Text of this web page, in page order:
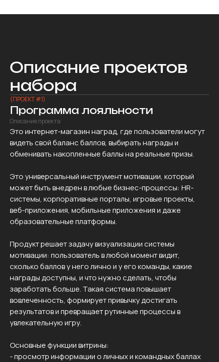
Описание проектов
набора
(ПРОЕКТ #1)
Программа лояльности
Описание проекта
Это интернет-магазин наград, где пользователи могут
видеть свой баланс баллов, выбирать награды и
обменивать накопленные баллы на реальные призы.
Это универсальный инструмент мотивации, который
может быть внедрен в любые бизнес-процессы: HR-
системы, корпоративные порталы, игровые проекты,
веб-приложения, мобильные приложения и даже
образовательные платформы.
Продукт решает задачу визуализации системы
мотивации: пользователь в любой момент видит,
сколько баллов у него лично и у его команды, какие
награды доступны, и что нужно сделать, чтобы
заработать больше. Такая система повышает
вовлеченность, формирует привычку достигать
результатов и превращает рутинные процессы в
увлекательную игру.
Основные функции витрины:
- просмотр информации о личных и командных баллах